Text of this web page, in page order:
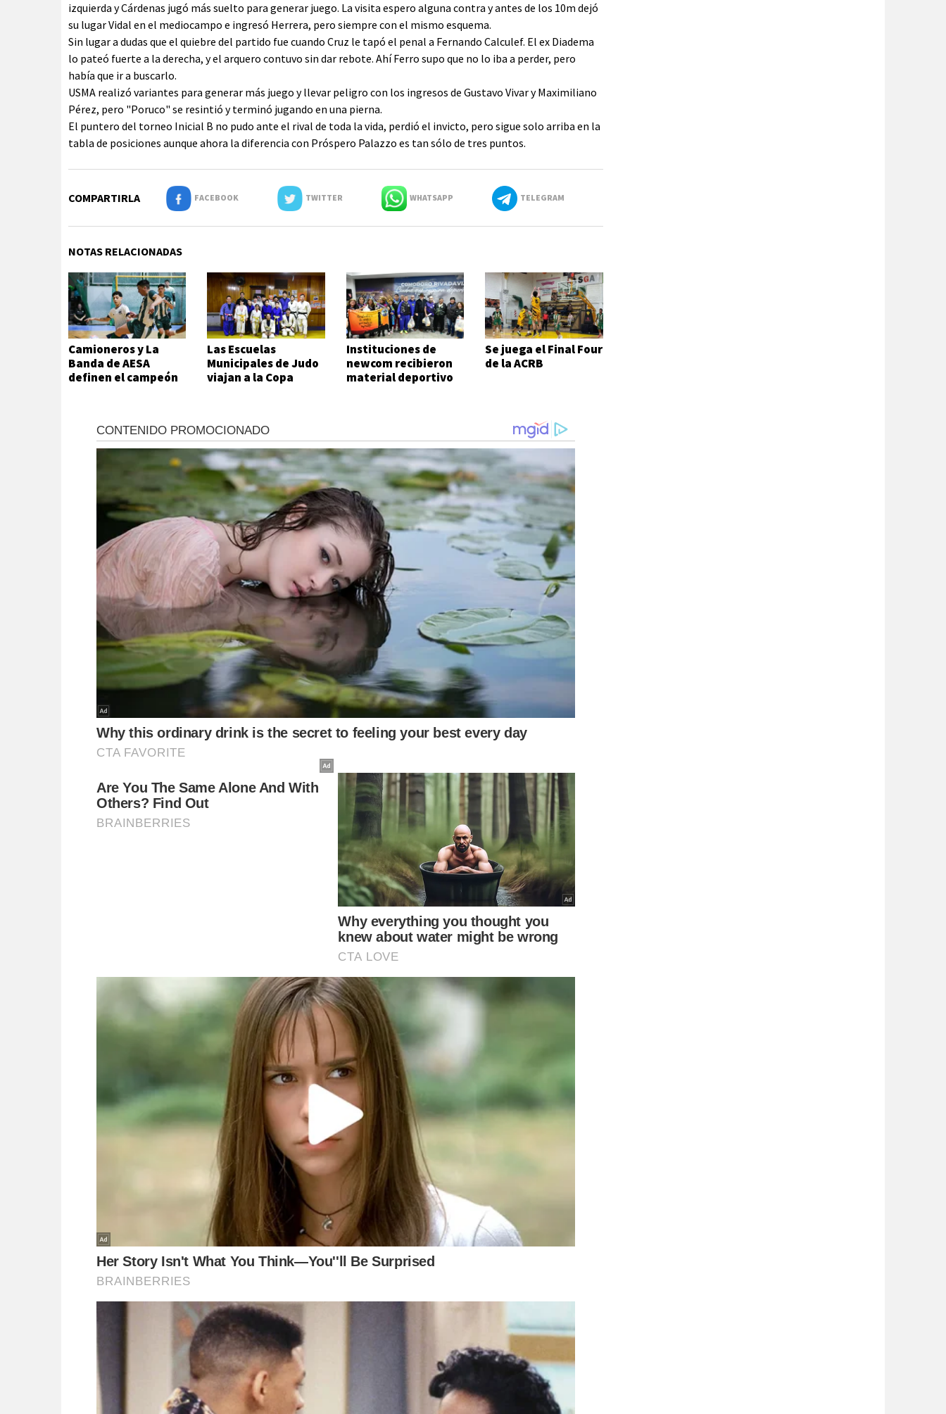
izquierda y Cárdenas jugó más suelto para generar juego. La visita espero alguna contra y antes de los 10m dejó
su lugar Vidal en el mediocampo e ingresó Herrera, pero siempre con el mismo esquema.
Sin lugar a dudas que el quiebre del partido fue cuando Cruz le tapó el penal a Fernando Calculef. El ex Diadema
lo pateó fuerte a la derecha, y el arquero contuvo sin dar rebote. Ahí Ferro supo que no lo iba a perder, pero
había que ir a buscarlo.
USMA realizó variantes para generar más juego y llevar peligro con los ingresos de Gustavo Vivar y Maximiliano
Pérez, pero "Poruco" se resintió y terminó jugando en una pierna.
El puntero del torneo Inicial B no pudo ante el rival de toda la vida, perdió el invicto, pero sigue solo arriba en la
tabla de posiciones aunque ahora la diferencia con Próspero Palazzo es tan sólo de tres puntos.
COMPARTIRLA FACEBOOK TWITTER WHATSAPP TELEGRAM
NOTAS RELACIONADAS
Camioneros y La
Banda de AESA
definen el campeón
Las Escuelas
Municipales de Judo
viajan a la Copa
Instituciones de
newcom recibieron
material deportivo
Se juega el Final Four
de la ACRB